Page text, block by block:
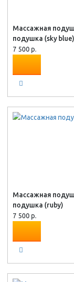
Массажная
подушка (sky blue)
7 500 р.
Массажная
подушка (ruby)
7 500 р.